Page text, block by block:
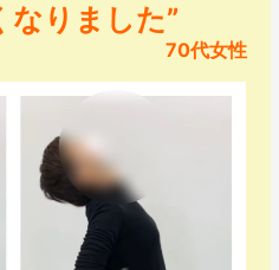
なりました”
70代女性